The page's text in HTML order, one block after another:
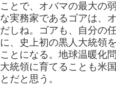
ことで、オバマの最大の
な実務家であるゴアは、
だしね。ゴアも、自分の
に、史上初の黒人大統領
ことになる。地球温暖化
大統領に育てることも米
とだと思う。